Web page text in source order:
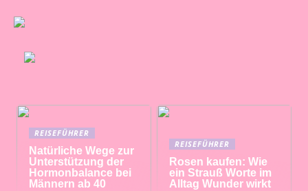
REISEFÜHRER
Natürliche Wege zur
Unterstützung der
Hormonbalance bei
Männern ab 40
REISEFÜHRER
Rosen kaufen: Wie
ein Strauß Worte im
Alltag Wunder wirkt